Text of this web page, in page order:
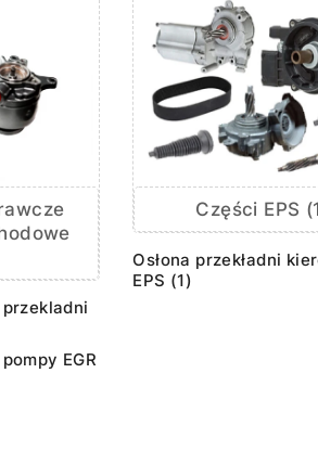
EGR
Części EPS
Osłona przekładni
EPS (1)